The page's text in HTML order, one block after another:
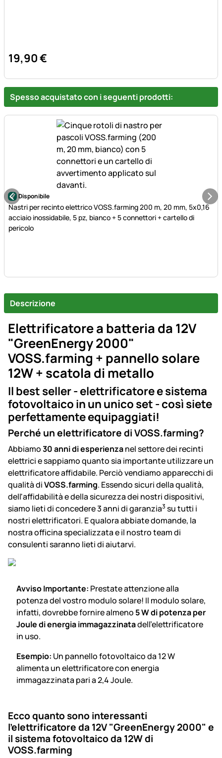
19,90€
Spesso acquistato con i seguenti prodotti:
Disponibile
Nastri per recinto elettrico VOSS.farming 200 m, 20 mm, 5x0,16
acciaio inossidabile, 5 pz, bianco + 5 connettori + cartello di
pericolo
Descrizione
Elettrificatore a batteria da 12V
"GreenEnergy 2000"
VOSS.farming + pannello solare
12W + scatola di metallo
Il best seller - elettrificatore e sistema
fotovoltaico in un unico set - così siete
perfettamente equipaggiati!
Perché un elettrificatore di VOSS.farming?
Abbiamo30 anni di esperienzanel settore dei recinti
elettrici e sappiamo quanto sia importante utilizzare un
elettrificatore affidabile. Perciò vendiamo apparecchi di
qualità diVOSS.farming. Essendo sicuri della qualità,
dell'affidabilità e della sicurezza dei nostri dispositivi,
siamo lieti di concedere 3 anni di garanzia3 su tutti i
nostri elettrificatori. E qualora abbiate domande, la
nostra officina specializzata e il nostro team di
consulenti saranno lieti di aiutarvi.
Avviso Importante: Prestate attenzione alla
potenza del vostro modulo solare! Il modulo solare,
infatti, dovrebbe fornire almeno 5 W di potenza per
Joule di energia immagazzinatadell’elettrificatore
in uso.
Esempio: Un pannello fotovoltaico da 12 W
alimenta un elettrificatore con energia
immagazzinata pari a 2,4 Joule.
Ecco quanto sono interessanti
l'elettrificatore da 12V "GreenEnergy 2000" e
il sistema fotovoltaico da 12W di
VOSS.farming